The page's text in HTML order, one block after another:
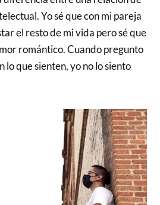
Yo sé que con mi pareja
el resto de mi vida pero sé que
romántico. Cuando pregunto
lo que sienten, yo no lo siento